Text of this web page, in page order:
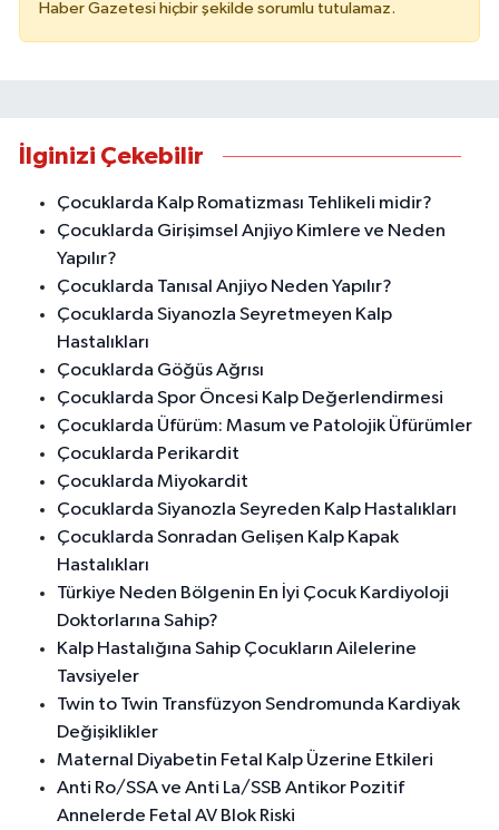
Haber Gazetesi hiçbir şekilde sorumlu tutulamaz.
İlginizi Çekebilir
Çocuklarda Kalp Romatizması Tehlikeli midir?
Çocuklarda Girişimsel Anjiyo Kimlere ve Neden
Yapılır?
Çocuklarda Tanısal Anjiyo Neden Yapılır?
Çocuklarda Siyanozla Seyretmeyen Kalp
Hastalıkları
Çocuklarda Göğüs Ağrısı
Çocuklarda Spor Öncesi Kalp Değerlendirmesi
Çocuklarda Üfürüm: Masum ve Patolojik Üfürümler
Çocuklarda Perikardit
Çocuklarda Miyokardit
Çocuklarda Siyanozla Seyreden Kalp Hastalıkları
Çocuklarda Sonradan Gelişen Kalp Kapak
Hastalıkları
Türkiye Neden Bölgenin En İyi Çocuk Kardiyoloji
Doktorlarına Sahip?
Kalp Hastalığına Sahip Çocukların Ailelerine
Tavsiyeler
Twin to Twin Transfüzyon Sendromunda Kardiyak
Değişiklikler
Maternal Diyabetin Fetal Kalp Üzerine Etkileri
Anti Ro/SSA ve Anti La/SSB Antikor Pozitif
Annelerde Fetal AV Blok Riski